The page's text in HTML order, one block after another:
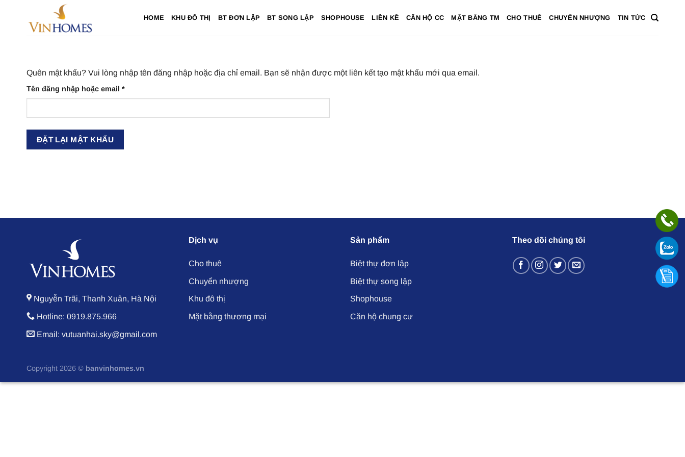
HOME KHU ĐÔ THỊ BT ĐƠN LẬP BT SONG LẬP SHOPHOUSE LIỀN KỀ CĂN HỘ CC MẶT BẰNG TM CHO THUÊ CHUYỂN NHƯỢNG TIN TỨC
Quên mật khẩu? Vui lòng nhập tên đăng nhập hoặc địa chỉ email. Bạn sẽ nhận được một liên kết tạo mật khẩu mới qua email.
Tên đăng nhập hoặc email *Bắt
buộc
ĐẶT LẠI MẬT KHẨU
Nguyễn Trãi, Thanh Xuân, Hà Nội
Hotline: 0919.875.966
Email: vutuanhai.sky@gmail.com
Dịch vụ
Cho thuê
Chuyển nhượng
Khu đô thị
Mặt bằng thương mại
Sản phẩm
Biệt thự đơn lập
Biệt thự song lập
Shophouse
Căn hộ chung cư
Theo dõi chúng tôi
Copyright 2026 © banvinhomes.vn